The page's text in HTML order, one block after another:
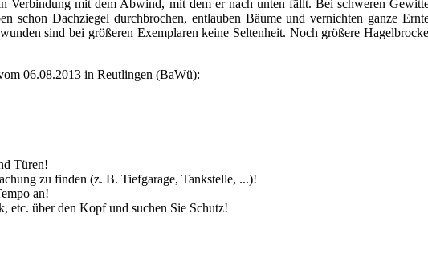
mit dem Abwind, mit dem er nach unten fällt. Bei schweren
schon Dachziegel durchbrochen, entlauben Bäume und vernichten ganze
sind bei größeren Exemplaren keine Seltenheit. Noch größere
06.08.2013 in Reutlingen (BaWü):
Türen!
zu finden (z. B. Tiefgarage, Tankstelle, ...)!
an!
etc. über den Kopf und suchen Sie Schutz!